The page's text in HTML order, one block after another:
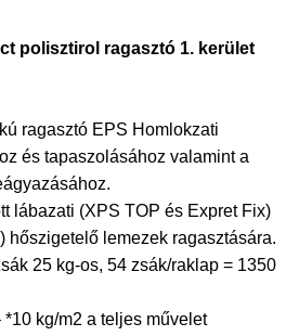
polisztirol ragasztó 1. kerület
ragasztó EPS Homlokzati
és tapaszolásához valamint a
lábazati (XPS TOP és Expret Fix)
hőszigetelő lemezek ragasztására.
25 kg-os, 54 zsák/raklap = 1350
kg/m2 a teljes művelet